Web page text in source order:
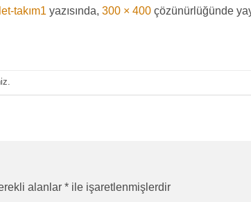
takım1 yazısında, 300 × 400 çözünürlüğünde
alanlar * ile işaretlenmişlerdir